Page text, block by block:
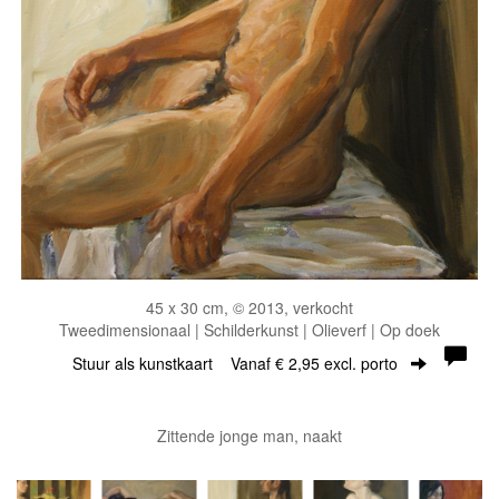
45 x 30 cm, © 2013, verkocht
Tweedimensionaal | Schilderkunst | Olieverf | Op doek
Stuur als kunstkaart Vanaf € 2,95 excl. porto
Zittende jonge man, naakt